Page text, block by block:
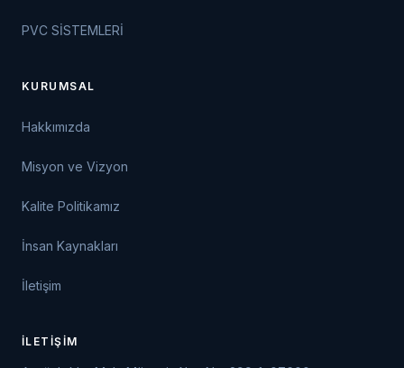
PVC SİSTEMLERİ
KURUMSAL
Hakkımızda
Misyon ve Vizyon
Kalite Politikamız
İnsan Kaynakları
İletişim
İLETIŞIM